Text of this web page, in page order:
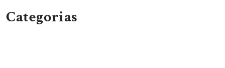
Categorias